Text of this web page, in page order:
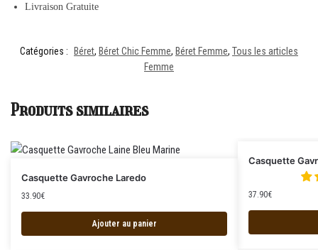
Livraison Gratuite
Catégories : Béret, Béret Chic Femme, Béret Femme, Tous les articles
Femme
Produits similaires
Casquette Gavroche Laredo
33.90€
Ajouter au panier
Casquette
37.90€